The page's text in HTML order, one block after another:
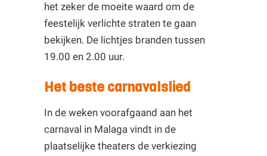
het zeker de moeite waard om de
feestelijk verlichte straten te gaan
bekijken. De lichtjes branden tussen
19.00 en 2.00 uur.
Het beste carnavalslied
In de weken voorafgaand aan het
carnaval in Malaga vindt in de
plaatselijke theaters de verkiezing